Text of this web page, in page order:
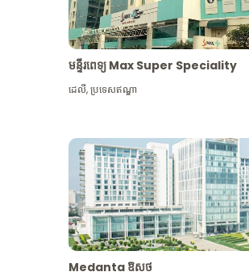
មន្ទីរពេទ្យ Max Super Speciality
ដេលី,ប្រទេសឥណ្ឌា
Medanta ឱសថ